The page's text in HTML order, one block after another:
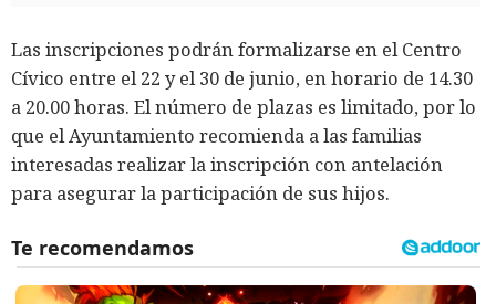
Las inscripciones podrán formalizarse en el Centro
Cívico entre el 22 y el 30 de junio, en horario de 14.30
a 20.00 horas. El número de plazas es limitado, por lo
que el Ayuntamiento recomienda a las familias
interesadas realizar la inscripción con antelación
para asegurar la participación de sus hijos.